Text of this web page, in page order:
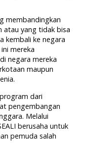
membandingkan
atau yang tidak bisa
kembali ke negara
mereka
negara mereka
maupun
dari
pengembangan
Melalui
berusaha untuk
pemuda salah